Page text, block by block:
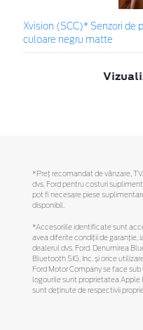
Xvision (SCC)* Senzori de
culoare negru matte
*Preţ recomandat de vânzare,
dvs. Ford pentru costuri
pot fi necesare piese
disponibil.
*Accesoriile identificate sunt
avea diferite condiții de garanție,
dealerul dvs. Ford. Denumirea
Bluetooth SIG, Inc. și orice
Ford Motor Company se face
logourile sunt proprietatea
sunt deținute de respectivii